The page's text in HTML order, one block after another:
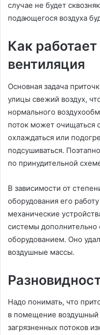
случае не будет
подающегося воздуха
Как
вентиляция
Основная задача
улицы свежий воздух,
нормального
поток может очищаться
охлаждаться или
подсушиваться.
по принудительной
В зависимости от
оборудования его
механические
системы
оборудованием. Оно
воздушные массы.
Надо понимать, что
в помещение воздушный
загрязненных потоков